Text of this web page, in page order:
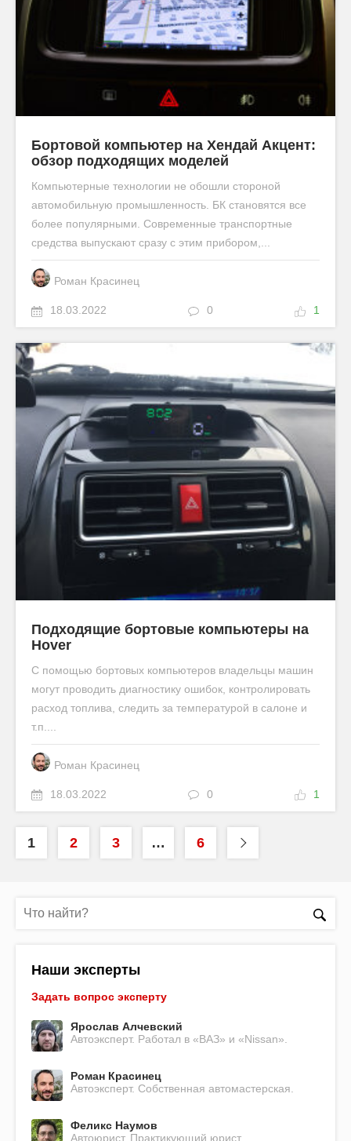
Бортовой компьютер на Хендай Акцент:
обзор подходящих моделей
Компьютерные технологии не обошли стороной
автомобильную промышленность. БК становятся все
более популярными. Современные транспортные
средства выпускают сразу с этим прибором,...
Роман Красинец
18.03.2022 0 1
Подходящие бортовые компьютеры на
Hover
С помощью бортовых компьютеров владельцы машин
могут проводить диагностику ошибок, контролировать
расход топлива, следить за температурой в салоне и
т.п....
Роман Красинец
18.03.2022 0 1
1 2 3 … 6
Наши эксперты
Задать вопрос эксперту
Ярослав Алчевский
Автоэксперт. Работал в «ВАЗ» и «Nissan».
Роман Красинец
Автоэксперт. Собственная автомастерская.
Феликс Наумов
Автоюрист. Практикующий юрист.